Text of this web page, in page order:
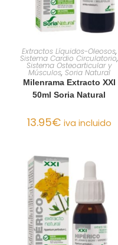
AÑADIR AL CARRITO
Extractos Líquidos-Oleosos,
Sistema Cardio Circulatorio,
Sistema Osteoarticular y
Músculos, Soria Natural
Milenrama Extracto XXI
50ml Soria Natural
13.95€ iva incluido